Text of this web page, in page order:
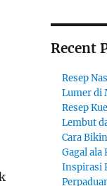
Recent
Resep
Lumer di
Resep
Lembut
Cara
Gagal ala
Inspirasi